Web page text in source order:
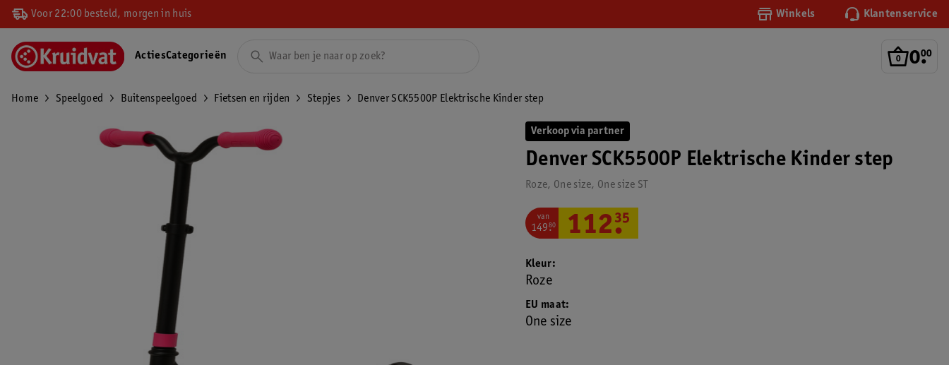
Voor 22:00 besteld, morgen in huis Winkels Klantenservice
0.
00
ActiesCategorieën
Home Speelgoed Buitenspeelgoed Fietsen en rijden Stepjes Denver SCK5500P Elektrische Kinder step
Verkoop via partner
Denver SCK5500P Elektrische Kinder step
Roze, One size, One size ST
van
149.
80 112.
35
EU maat
One size
Kleur
Roze